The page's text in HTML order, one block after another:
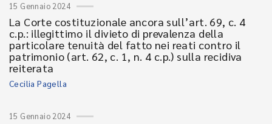
15 Gennaio 2024
La Corte costituzionale ancora sull’art. 69, c. 4
c.p.: illegittimo il divieto di prevalenza della
particolare tenuità del fatto nei reati contro il
patrimonio (art. 62, c. 1, n. 4 c.p.) sulla recidiva
reiterata
Cecilia Pagella
15 Gennaio 2024